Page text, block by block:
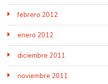
febrero 2012
enero 2012
diciembre 2011
noviembre 2011